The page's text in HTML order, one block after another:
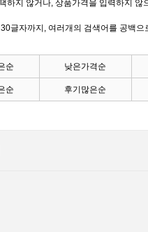
하지 않거나, 상품가격을 입력하지 않
글자까지, 여러개의 검색어를 공백으
순 낮은가격순
순 후기많은순